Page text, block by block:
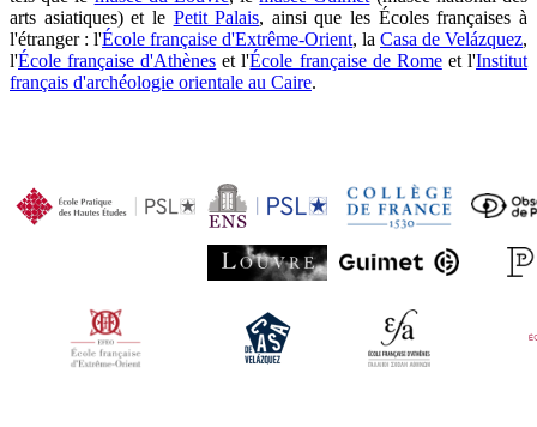
arts asiatiques) et le Petit Palais, ainsi que les Écoles françaises à
l'étranger : l'École française d'Extrême-Orient, la Casa de Velázquez,
l'École française d'Athènes et l'École française de Romeet l'Institut
français d'archéologie orientale au Caire.